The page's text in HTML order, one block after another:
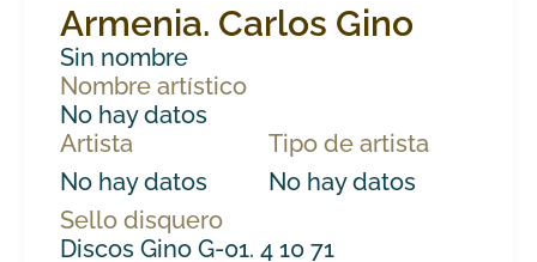
Armenia. Carlos Gino
Sin nombre
Nombre artístico
No hay datos
Artista
No hay datos
Tipo de artista
No hay datos
Sello disquero
Discos Gino G-01. 4 10 71